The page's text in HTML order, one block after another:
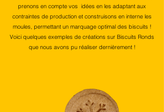
prenons en compte vos idées en les adaptant aux
contraintes de production et construisons en interne les
moules, permettant un marquage optimal des biscuits !
Voici quelques exemples de créations sur Biscuits Ronds
que nous avons pu réaliser dernièrement !